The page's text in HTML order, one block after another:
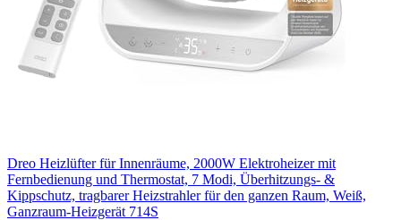
Dreo Heizlüfter für Innenräume, 2000W Elektroheizer mit
Fernbedienung und Thermostat, 7 Modi, Überhitzungs- &
Kippschutz, tragbarer Heizstrahler für den ganzen Raum, Weiß,
Ganzraum-Heizgerät 714S